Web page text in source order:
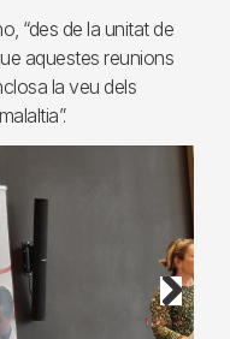
“des de la unitat de
aquestes reunions
la veu dels
Next